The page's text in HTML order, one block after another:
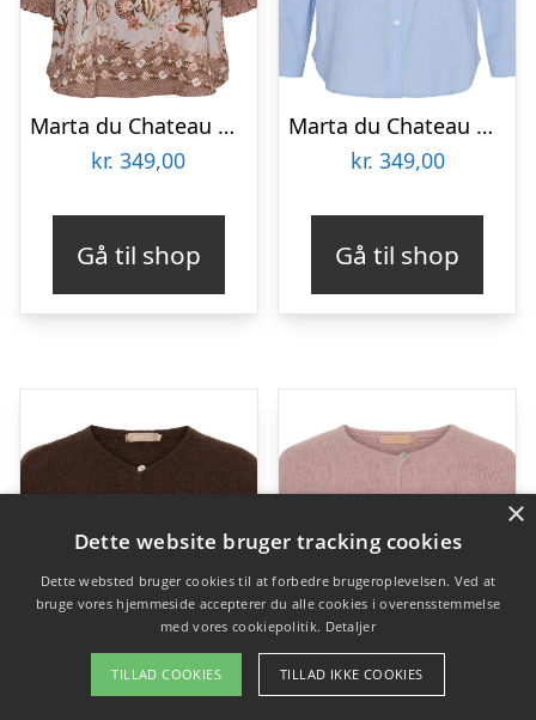
Marta du Chateau dame bluse MdcMelisande 7527 – Grey3142tps
kr. 349,00
Gå til shop
Marta du Chateau dame skjorte MdcNicoline 85700 – Light blue
kr. 349,00
Gå til shop
×
Dette website bruger tracking cookies
Dette websted bruger cookies til at forbedre brugeroplevelsen. Ved at
bruge vores hjemmeside accepterer du alle cookies i overensstemmelse
med vores cookiepolitik. Detaljer
TILLAD COOKIES TILLAD IKKE COOKIES